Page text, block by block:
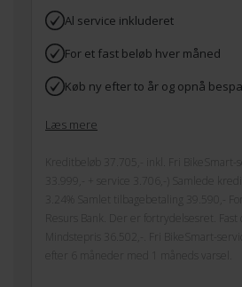
Al service inkluderet
For et fast beløb hver måned
Køb ny efter to år og opnå
Læs mere
Kreditbeløb 37.705,- inkl. Fri BikeSmart-
33.999,- + service 3.706,-) Samlede
3.24% Samlet tilbagebetaling 39.590,-
Resurs Bank. Der er fortrydelsesret. Fast
Mindstepris 36.502,-. Fri BikeSmart-
efter 6 måneder med 1 måneds varsel.